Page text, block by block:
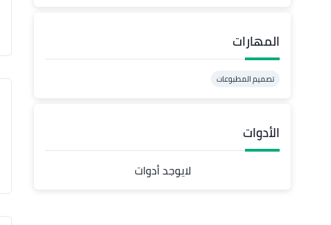
المهارات
تصميم المطبوعات
الأدوات
لايوجد أدوات